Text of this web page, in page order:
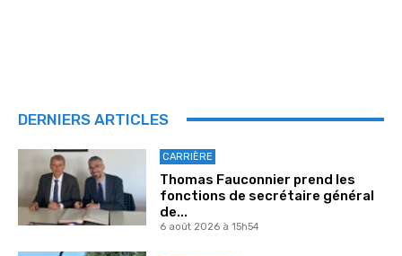
DERNIERS ARTICLES
CARRIÈRE
Thomas Fauconnier prend les
fonctions de secrétaire général
de...
6 août 2026 à 15h54